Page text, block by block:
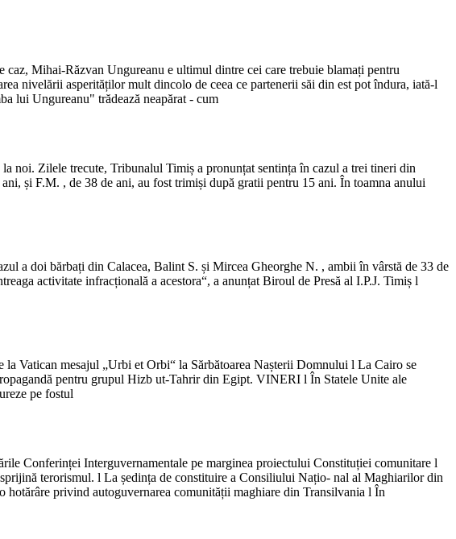
Mihai-Răzvan Ungureanu e ultimul dintre cei care trebuie blamați pentru
nivelării asperităților mult dincolo de ceea ce partenerii săi din est pot îndura, iată-l
lui Ungureanu" trădează neapărat - cum
noi. Zilele trecute, Tribunalul Timiș a pronunțat sentința în cazul a trei tineri din
și F.M. , de 38 de ani, au fost trimiși după gratii pentru 15 ani. În toamna anului
a doi bărbați din Calacea, Balint S. și Mircea Gheorghe N. , ambii în vârstă de 33 de
activitate infracțională a acestora“, a anunțat Biroul de Presă al I.P.J. Timiș l
Vatican mesajul „Urbi et Orbi“ la Sărbătoarea Nașterii Domnului l La Cairo se
pentru grupul Hizb ut-Tahrir din Egipt. VINERI l În Statele Unite ale
pe fostul
Conferinței Interguvernamentale pe marginea proiectului Constituției comunitare l
terorismul. l La ședința de constituire a Consiliului Națio- nal al Maghiarilor din
hotărâre privind autoguvernarea comunității maghiare din Transilvania l În